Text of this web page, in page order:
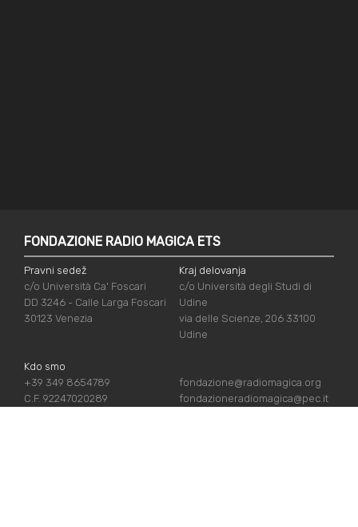
FONDAZIONE RADIO MAGICA ETS
Pravni sedež
c/o Università Ca' Foscari
DD 3246 - Calle Larga Foscari
30123 Venezia
Kraj delovanja
c/o Università degli Studi di
Udine
via delle Scienze, 206 33100
Udine
Kdo smo
+39 349 8654789
C.F. 92247020289
fondazione@radiomagica.org
fondazioneradiomagica@pec.it